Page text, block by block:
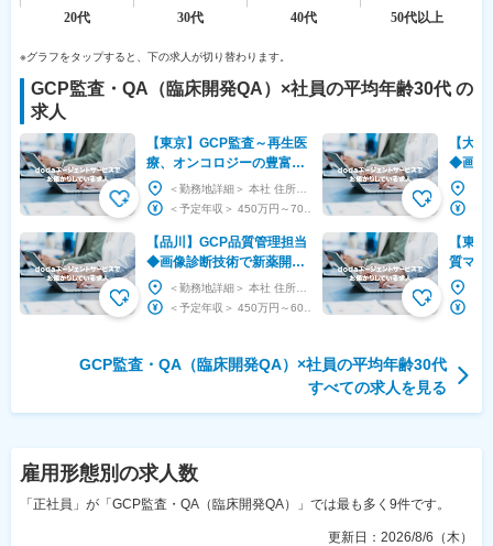
※グラフをタップすると、下の求人が切り替わります。
GCP監査・QA（臨床開発QA） ×社員の平均年齢30代の
求人
【東京】GCP監査～再生医
療、オンコロジーの豊富な
受託実績／年間休日128日
～
【品川】GCP品質管理担当
◆画像診断技術で新薬開発
に寄与するパイオニア企業
◆フレックス
【大
◆画像
に寄
◆フレ
【東
質マ
語力
を総合
GCP監査・QA（臨床開発QA） ×社員の平均年齢30代
すべての求人を見る
雇用形態別の求人数
「正社員」が「GCP監査・QA（臨床開発QA）」では最も多く9件です。
更新日： 2026/8/6（木）